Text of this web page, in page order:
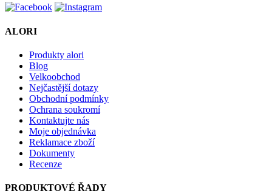
ALORI
Produkty alori
Blog
Velkoobchod
Nejčastější dotazy
Obchodní podmínky
Ochrana soukromí
Kontaktujte nás
Moje objednávka
Reklamace zboží
Dokumenty
Recenze
PRODUKTOVÉ ŘADY